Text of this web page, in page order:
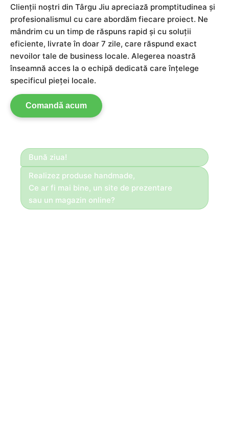
Clienții noștri din Târgu Jiu apreciază promptitudinea și
profesionalismul cu care abordăm fiecare proiect. Ne
mândrim cu un timp de răspuns rapid și cu soluții
eficiente, livrate în doar 7 zile, care răspund exact
nevoilor tale de business locale. Alegerea noastră
înseamnă acces la o echipă dedicată care înțelege
specificul pieței locale.
Comandă acum
Bună ziua!
Realizez produse handmade,
Ce ar fi mai bine, un site de prezentare
sau un magazin online?